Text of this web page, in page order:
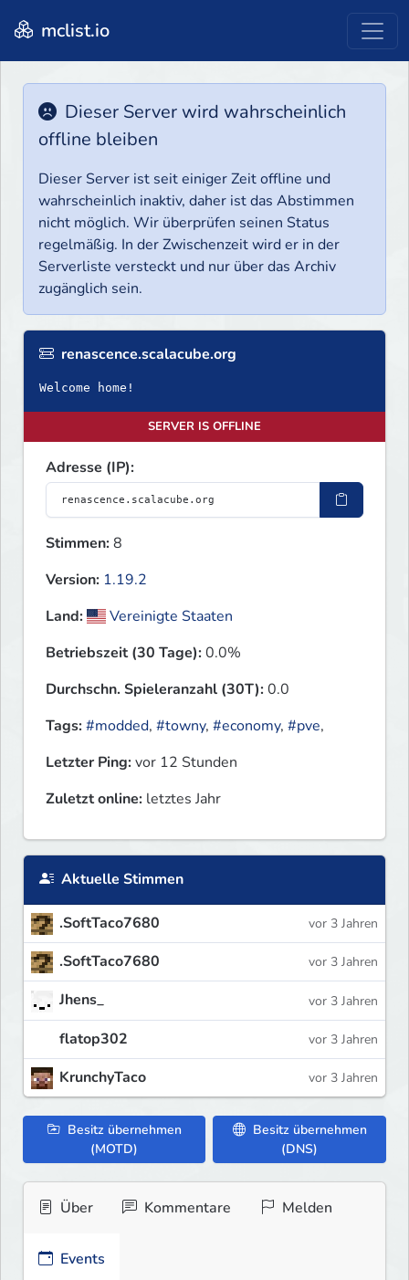
mclist.io
Dieser Server wird wahrscheinlich
offline bleiben
Dieser Server ist seit einiger Zeit offline und
wahrscheinlich inaktiv, daher ist das Abstimmen
nicht möglich. Wir überprüfen seinen Status
regelmäßig. In der Zwischenzeit wird er in der
Serverliste versteckt und nur über das Archiv
zugänglich sein.
renascence.scalacube.org
Welcome home!
SERVER IS OFFLINE
Adresse (IP):
Stimmen:8
Version: 1.19.2
Land:
Vereinigte Staaten
Betriebszeit (30 Tage):0.0%
Durchschn. Spieleranzahl (30T):0.0
Tags:#modded, #towny, #economy, #pve,
Letzter Ping:vor 12 Stunden
Zuletzt online: letztes Jahr
Aktuelle Stimmen
.SoftTaco7680 vor 3 Jahren
.SoftTaco7680 vor 3 Jahren
Jhens_ vor 3 Jahren
flatop302 vor 3 Jahren
KrunchyTaco vor 3 Jahren
Besitz übernehmen
(MOTD)
Besitz übernehmen
(DNS)
Über Kommentare Melden
Events